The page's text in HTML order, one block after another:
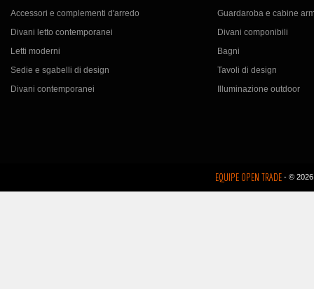
Accessori e complementi d'arredo
Divani letto contemporanei
Letti moderni
Sedie e sgabelli di design
Divani contemporanei
Guardaroba e cabine
Divani componibili
Bagni
Tavoli di design
Illuminazione outdoor
EQUIPE OPEN TRADE- ©